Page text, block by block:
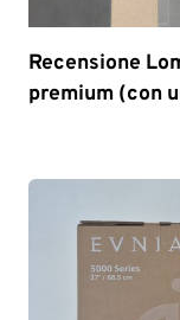
Recensione
premium (con